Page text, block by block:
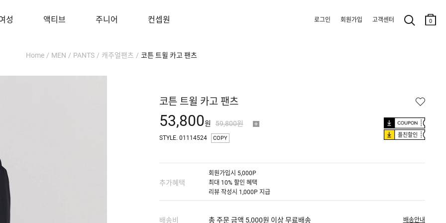
성 액티브 주니어 컨셉원 로그인 회원가입 고객센터 0
Home / MEN / PANTS / 캐주얼팬츠 / 코튼 트윌 카고 팬츠
코튼 트윌 카고 팬츠
53,800원 59,800원
플친할인
STYLE. 01114524 COPY
추가혜택
회원가입시 5,000P
최대 10% 할인 혜택
리뷰 작성시 1,000P 지급
배송비 총 주문 금액 5,000원 이상 무료배송 배송안내